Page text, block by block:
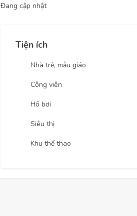
Đang cập nhật
Tiện ích
Nhà trẻ, mẫu giáo
Công viên
Hồ bơi
Siêu thị
Khu thể thao